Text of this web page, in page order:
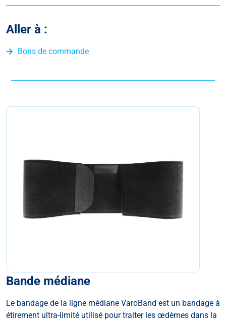
Aller à :
Bons de commande
Bande médiane
Le bandage de la ligne médiane VaroBand est un bandage à
étirement ultra-limité utilisé pour traiter les œdèmes dans la